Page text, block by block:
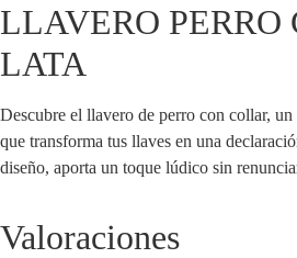
LLAVERO
LATA
Descubre el llavero de perro con collar, un
que transforma tus llaves en una
diseño, aporta un toque lúdico sin
Valoraciones